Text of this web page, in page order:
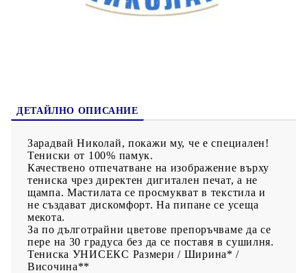
ДЕТАЙЛНО ОПИСАНИЕ
Зарадвай Николай, покажи му, че е специален!
Тениски от 100% памук.
Качествено отпечатване на изображение върху
тениска чрез директен дигитален печат, а не
щампа. Мастилата се просмукват в текстила и
не създават дискомфорт. На пипане се усеща
мекота.
За по дълготрайни цветове препоръчваме да се
пере на 30 градуса без да се поставя в сушилня.
Тениска УНИСЕКС Размери / Ширина* /
Височина**